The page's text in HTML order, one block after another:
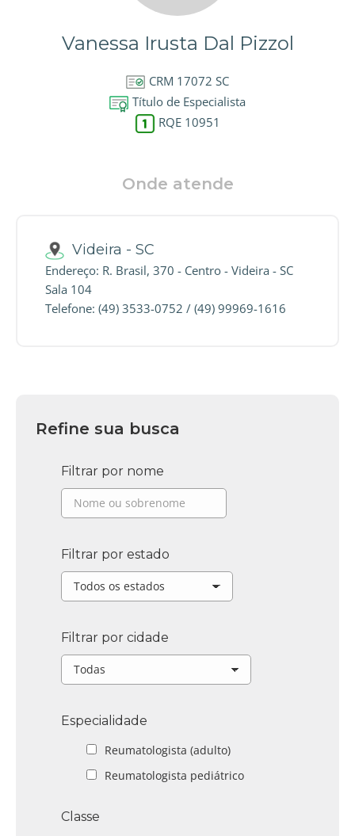
Vanessa Irusta Dal Pizzol
CRM 17072 SC
Título de Especialista
RQE 10951
Onde atende
Videira - SC
Endereço: R. Brasil, 370 - Centro - Videira - SC
Sala 104
Telefone: (49) 3533-0752 / (49) 99969-1616
Refine sua busca
Filtrar por nome
Filtrar por estado
Filtrar por cidade
Especialidade
Reumatologista (adulto)
Reumatologista pediátrico
Classe